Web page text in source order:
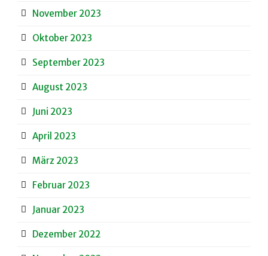
November 2023
Oktober 2023
September 2023
August 2023
Juni 2023
April 2023
März 2023
Februar 2023
Januar 2023
Dezember 2022